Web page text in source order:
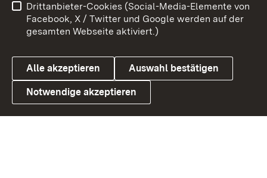
Link zum Landesportal
Barrierefreiheit
Datenschutz
Cookies
Drittanbieter-Cookies (Social-Media-Elemente von
Facebook, X / Twitter und Google werden auf der
gesamten Webseite aktiviert.)
Alle akzeptieren Auswahl bestätigen
Notwendige akzeptieren